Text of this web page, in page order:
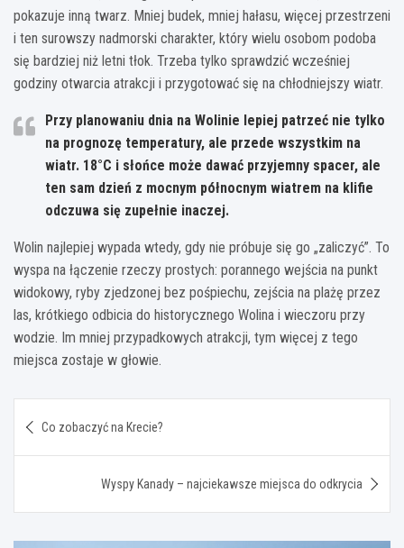
pokazuje inną twarz. Mniej budek, mniej hałasu, więcej przestrzeni
i ten surowszy nadmorski charakter, który wielu osobom podoba
się bardziej niż letni tłok. Trzeba tylko sprawdzić wcześniej
godziny otwarcia atrakcji i przygotować się na chłodniejszy wiatr.
Przy planowaniu dnia na Wolinie lepiej patrzeć nie tylko
na prognozę temperatury, ale przede wszystkim na
wiatr. 18°C i słońce może dawać przyjemny spacer, ale
ten sam dzień z mocnym północnym wiatrem na klifie
odczuwa się zupełnie inaczej.
Wolin najlepiej wypada wtedy, gdy nie próbuje się go „zaliczyć”. To
wyspa na łączenie rzeczy prostych: porannego wejścia na punkt
widokowy, ryby zjedzonej bez pośpiechu, zejścia na plażę przez
las, krótkiego odbicia do historycznego Wolina i wieczoru przy
wodzie. Im mniej przypadkowych atrakcji, tym więcej z tego
miejsca zostaje w głowie.
wpisu
Co zobaczyć na Krecie?
Wyspy Kanady – najciekawsze miejsca do odkrycia